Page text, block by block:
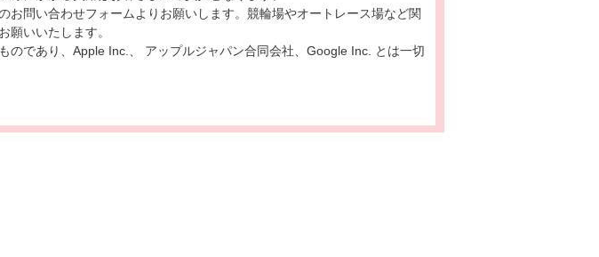
問い合わせフォームよりお願いします。競輪場やオートレース場など関
願いいたします。
であり、Apple Inc.、 アップルジャパン合同会社、Google Inc. とは一切